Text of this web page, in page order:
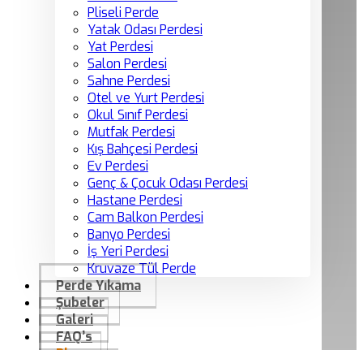
Pliseli Perde
Yatak Odası Perdesi
Yat Perdesi
Salon Perdesi
Sahne Perdesi
Otel ve Yurt Perdesi
Okul Sınıf Perdesi
Mutfak Perdesi
Kış Bahçesi Perdesi
Ev Perdesi
Genç & Çocuk Odası Perdesi
Hastane Perdesi
Cam Balkon Perdesi
Banyo Perdesi
İş Yeri Perdesi
Kruvaze Tül Perde
Perde Yıkama
Şubeler
Galeri
FAQ’s